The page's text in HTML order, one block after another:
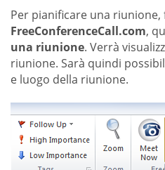
Per pianificare una riunione,
FreeConferenceCall.com,
una riunione. Verrà
riunione. Sarà quindi
e luogo della riunione.